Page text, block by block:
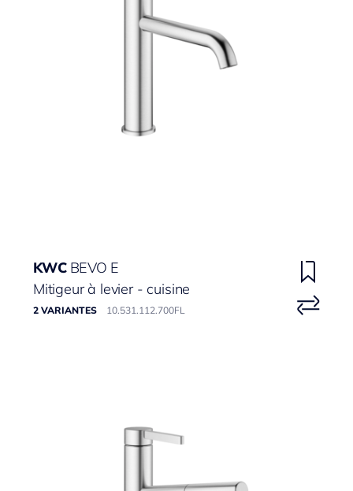
KWC BEVO E
Mitigeur à levier - cuisine
2 VARIANTES 10.531.112.700FL